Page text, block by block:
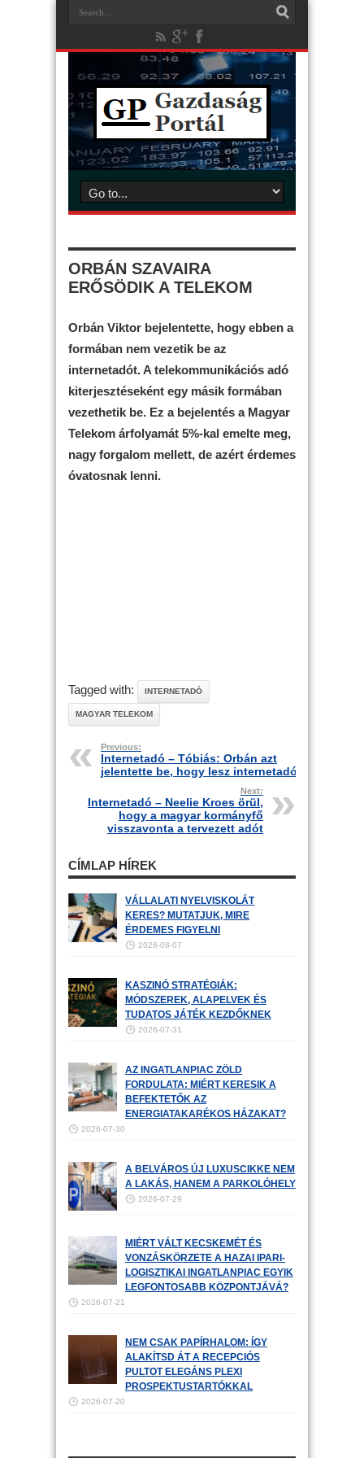
ORBÁN SZAVAIRA
ERŐSÖDIK A TELEKOM
Orbán Viktor bejelentette, hogy ebben a
formában nem vezetik be az
internetadót. A telekommunikációs adó
kiterjesztéseként egy másik formában
vezethetik be. Ez a bejelentés a Magyar
Telekom árfolyamát 5%-kal emelte meg,
nagy forgalom mellett, de azért érdemes
óvatosnak lenni.
Tagged with: INTERNETADÓ
MAGYAR TELEKOM
Previous:
Internetadó – Tóbiás: Orbán azt
jelentette be, hogy lesz internetadó
Next:
Internetadó – Neelie Kroes örül,
hogy a magyar kormányfő
visszavonta a tervezett adót
CÍMLAP HÍREK
VÁLLALATI NYELVISKOLÁT
KERES? MUTATJUK, MIRE
ÉRDEMES FIGYELNI
2026-08-07
KASZINÓ STRATÉGIÁK:
MÓDSZEREK, ALAPELVEK ÉS
TUDATOS JÁTÉK KEZDŐKNEK
2026-07-31
AZ INGATLANPIAC ZÖLD
FORDULATA: MIÉRT KERESIK A
BEFEKTETŐK AZ
ENERGIATAKARÉKOS HÁZAKAT?
2026-07-30
A BELVÁROS ÚJ LUXUSCIKKE NEM
A LAKÁS, HANEM A PARKOLÓHELY
2026-07-29
MIÉRT VÁLT KECSKEMÉT ÉS
VONZÁSKÖRZETE A HAZAI IPARI-
LOGISZTIKAI INGATLANPIAC EGYIK
LEGFONTOSABB KÖZPONTJÁVÁ?
2026-07-21
NEM CSAK PAPÍRHALOM: ÍGY
ALAKÍTSD ÁT A RECEPCIÓS
PULTOT ELEGÁNS PLEXI
PROSPEKTUSTARTÓKKAL
2026-07-20